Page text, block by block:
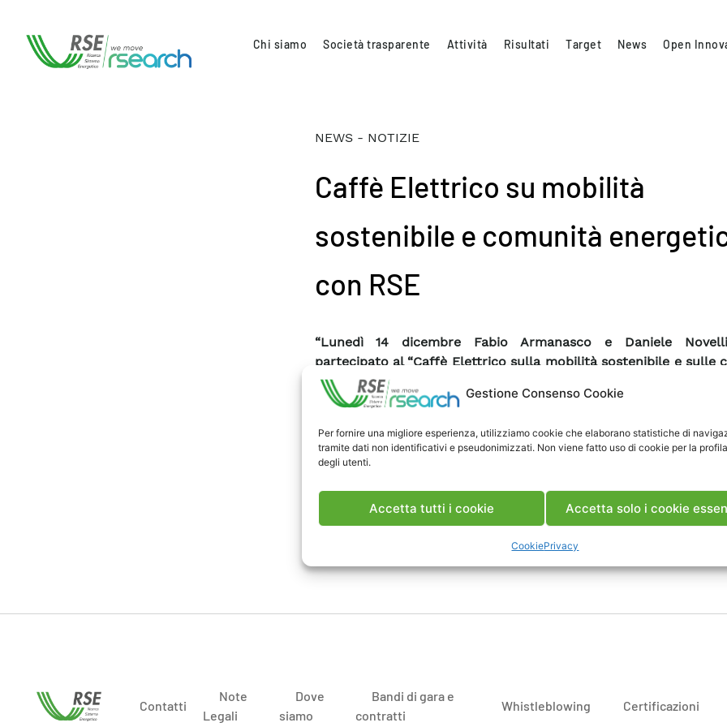
Gestione Consenso Cookie
Per fornire una migliore esperienza, utilizziamo cookie che elaborano statistiche di
tramite dati non identificativi e pseudonimizzati. Non viene fatto uso di cookie per la
degli utenti.
Accetta tutti i cookie Accetta solo i cookie
CookiePrivacy
Chi siamo Società trasparente Attività Risultati Target News Open
NEWS - NOTIZIE
Caffè Elettrico su mobilità
sostenibile e comunità
con RSE
“Lunedì 14 dicembre Fabio Armanasco e Daniele
partecipato al “Caffè Elettrico sulla mobilità sostenibile e sulle
energetiche” organizzato da CLASS Onlus (Comitato per
Sviluppo Sostenibile).
L’intervista guidata dal coordinatore di eMob Camillo Piazza
l’occasione per discutere di come i possessori di veicoli elettrici
partecipare alle cosiddette comunità energetiche, diventando
prosumer di energia elettrica, cioè consumatori e produttori allo
Link evento
Contatti
Note
Legali
Dove
siamo
Bandi di gara e
contratti
Whistleblowing Certificazioni